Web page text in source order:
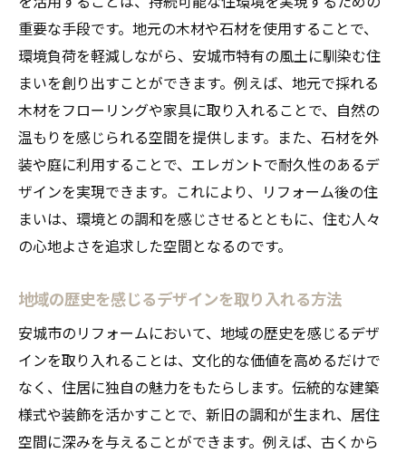
重要な手段です。地元の木材や石材を使用することで、
環境負荷を軽減しながら、安城市特有の風土に馴染む住
まいを創り出すことができます。例えば、地元で採れる
木材をフローリングや家具に取り入れることで、自然の
温もりを感じられる空間を提供します。また、石材を外
装や庭に利用することで、エレガントで耐久性のあるデ
ザインを実現できます。これにより、リフォーム後の住
まいは、環境との調和を感じさせるとともに、住む人々
の心地よさを追求した空間となるのです。
地域の歴史を感じるデザインを取り入れる方法
安城市のリフォームにおいて、地域の歴史を感じるデザ
インを取り入れることは、文化的な価値を高めるだけで
なく、住居に独自の魅力をもたらします。伝統的な建築
様式や装飾を活かすことで、新旧の調和が生まれ、居住
空間に深みを与えることができます。例えば、古くから